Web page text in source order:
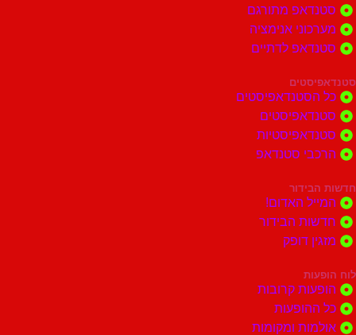
מתורגם
אנימציה
לדתיים
סטנדאפ
האדום!
הבידור
דופק
קרובות
ומקומות